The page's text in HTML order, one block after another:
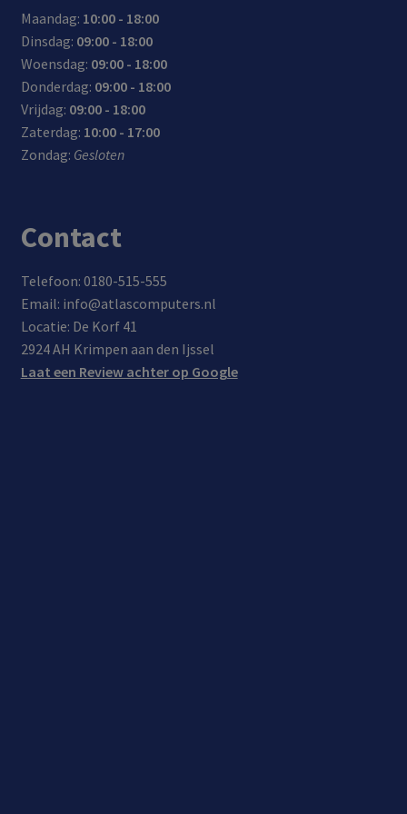
Maandag: 10:00 - 18:00
Dinsdag: 09:00 - 18:00
Woensdag: 09:00 - 18:00
Donderdag: 09:00 - 18:00
Vrijdag: 09:00 - 18:00
Zaterdag: 10:00 - 17:00
Zondag: Gesloten
Contact
Telefoon: 0180-515-555
Email: info@atlascomputers.nl
Locatie: De Korf 41
2924 AH Krimpen aan den Ijssel
Laat een Review achter op Google